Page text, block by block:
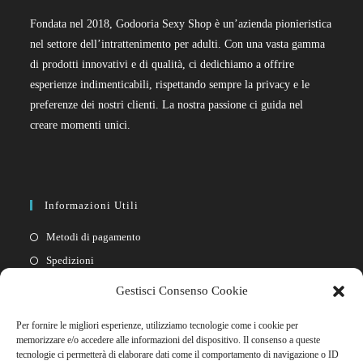
Gestisci Consenso Cookie
Per fornire le migliori esperienze, utilizziamo tecnologie come i cookie per
memorizzare e/o accedere alle informazioni del dispositivo. Il consenso a queste
tecnologie ci permetterà di elaborare dati come il comportamento di navigazione o ID
Fondata nel 2018, Godooria Sexy Shop è un’azienda pionieristica
nel settore dell’intrattenimento per adulti. Con una vasta gamma
di prodotti innovativi e di qualità, ci dedichiamo a offrire
esperienze indimenticabili, rispettando sempre la privacy e le
preferenze dei nostri clienti. La nostra passione ci guida nel
creare momenti unici.
Informazioni Utili
Metodi di pagamento
Spedizioni
Cookie policy